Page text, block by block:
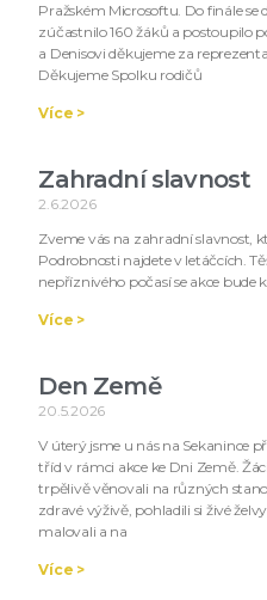
Pražském Microsoftu. Do finále se
zúčastnilo 160 žáků a postoupilo
a Denisovi děkujeme za
Děkujeme Spolku rodičů
Více >
Zahradní slavnost
2.6.2026
Zveme vás na zahradní slavnost,
Podrobnosti najdete v letáčcích.
nepříznivého počasí se akce
Více >
Den Země
20.5.2026
V úterý jsme u nás na Sekanince
tříd v rámci akce ke Dni Země.
trpělivě věnovali na různých
zdravé výživě, pohladili si živé
malovali a na
Více >